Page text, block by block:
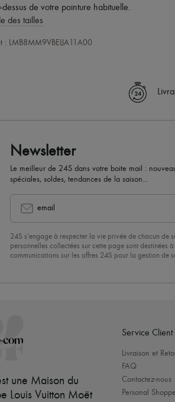
dessus de votre pointure habituelle.
des tailles
: LMB8MM9VBEIJA11A00
Newsletter
Le meilleur de 24S dans votre boite mail :
spéciales, soldes, tendances de la saison...
email
24S s’engage à respecter la vie privée de chacun de
personnelles collectées sur cette page sont destinées
communications sur les offres 24S pour la gestion de
désinscrire » en bas de page de nos emails.
une Maison du
Louis Vuitton Moët
Service Client
Livraison et
FAQ
Contactez-nous
Personal